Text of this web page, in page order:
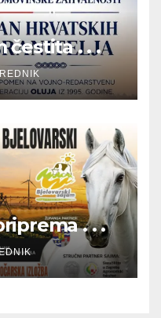
čestita . . .
. . .